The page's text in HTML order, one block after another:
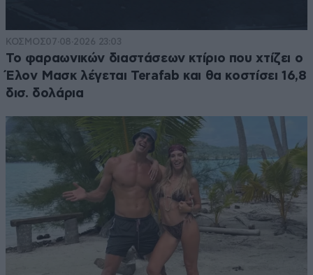
ΚΟΣΜΟΣ07·08·2026 23:03
Το φαραωνικών διαστάσεων κτίριο που χτίζει ο
Έλον Μασκ λέγεται Terafab και θα κοστίσει 16,8
δισ. δολάρια